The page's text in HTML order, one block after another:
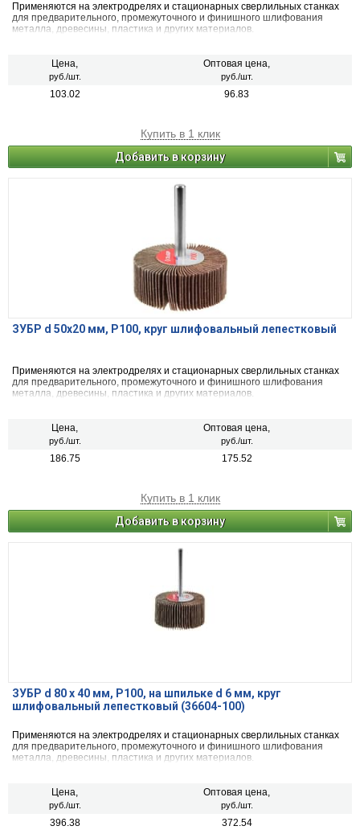
Применяются на электродрелях и стационарных сверлильных станках
для предварительного, промежуточного и финишного шлифования
металла, древесины, пластика и других материалов.
Цена,
руб./шт.
Оптовая цена,
руб./шт.
103.02 96.83
Купить в 1 клик
Добавить в корзину
ЗУБР d 50x20 мм, P100, круг шлифовальный лепестковый
Применяются на электродрелях и стационарных сверлильных станках
для предварительного, промежуточного и финишного шлифования
металла, древесины, пластика и других материалов.
Цена,
руб./шт.
Оптовая цена,
руб./шт.
186.75 175.52
Купить в 1 клик
Добавить в корзину
ЗУБР d 80 x 40 мм, P100, на шпильке d 6 мм, круг
шлифовальный лепестковый (36604-100)
Применяются на электродрелях и стационарных сверлильных станках
для предварительного, промежуточного и финишного шлифования
металла, древесины, пластика и других материалов.
Цена,
руб./шт.
Оптовая цена,
руб./шт.
396.38 372.54